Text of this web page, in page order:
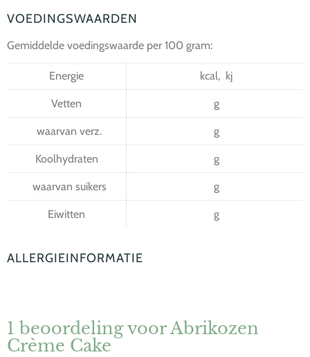
VOEDINGSWAARDEN
Gemiddelde voedingswaarde per 100 gram:
Energie kcal, kj
Vetten g
waarvan verz. g
Koolhydraten g
waarvan suikers g
Eiwitten g
ALLERGIEINFORMATIE
1 beoordeling voorAbrikozen
Crème Cake